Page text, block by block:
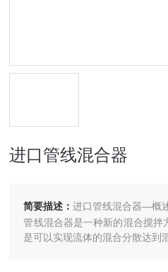
进口管线混合器
简要描述：进口管线混合器—概
管线混合器是一种新的混合搅拌
是可以实现流体的混合分散达到